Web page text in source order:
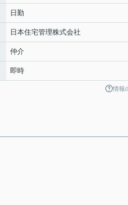
日勤
日本住宅管理株式会社
仲介
即時
情報